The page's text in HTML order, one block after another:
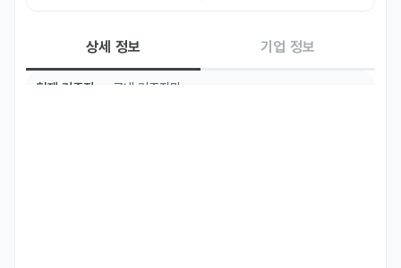
상세 정보 기업 정보
현재 거주지
국내 거주자만